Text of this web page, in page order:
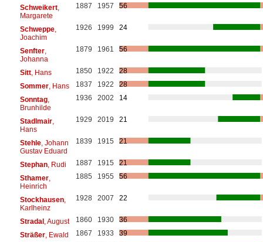
Schweikert,
Margarete
1887 1957 56
Schweppe,
Joachim
1926 1999 24
Senfter,
Johanna
1879 1961 56
Sitt, Hans 1850 1922
28
Sommer, Hans 1837 1922
28
Sonntag,
Brunhilde
1936 2002 14
Stadlmair,
Hans
1929 2019 21
Stehle, Johann
Gustav Eduard
1839 1915 21
Stephan, Rudi 1887 1915
21
Sthamer,
Heinrich
1885 1955 56
Stockhausen,
Karlheinz
1928 2007 22
Stradal , August 1860 1930
36
Sträßer, Ewald 1867 1933
39